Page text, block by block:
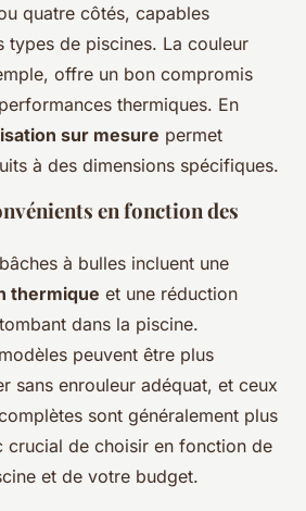
quatre côtés, capables
types de piscines. La couleur
offre un bon compromis
thermiques. En
sur mesure permet
à des dimensions spécifiques.
en fonction des
à bulles incluent une
thermique et une réduction
dans la piscine.
peuvent être plus
sans enrouleur adéquat, et ceux
sont généralement plus
crucial de choisir en fonction de
et de votre budget.